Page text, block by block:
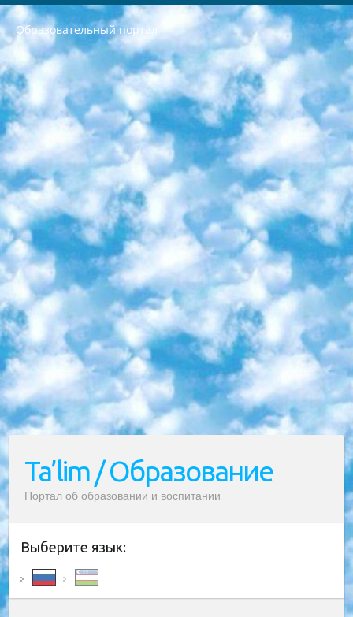
Образовательный портал
РЕСПУБЛИКА УЗБЕКИСТАН МИНИСТРЕРСТВО ДОШКОЛЬНОГО И ШКОЛЬНОГО ОБРАЗОВАНИЯ КОМАНДА в общеобразовательных учреждениях в 2023-2024 учебном году организация и проведение итоговой государственной аттестации обучающихся о Министра дошкольного и школьного образования Республики Узбекистан от 4 марта 2008 года (постановлением Минюста от 20 марта 2008 года № 1778 государственной регистрации) «Итоговое состояние учащихся общего среднего образования на основании положения об утверждении положения об аттестации общего среднего образования выпускной экзамен студентов в образовательных учреждениях в 2023-2024 учебном году В целях организации и прохождения аттестации приказываю: 1. Следующее: перечень предметов, по которым будет проводиться итоговая государственная аттестация и экзамен формы перевода согласно приложению 1; сертификаты международного образца, оценивающие уровень владения иностранными языками перечень согласно приложению 2; 2. Педагогический при специализированных образовательных учреждениях. научно-практический центр квалификации и международной оценки (Д.Давидова) 2024 г. До 25 марта: задания по предметам, по которым будет проводиться итоговая аттестация разработка и утверждение технических условий; итоговая аттестация на основании разработанного предметного задания разработка вопросов по предметам (устно и письменно), экзамен передача; общеобразовательные средние школы и специальные учебные заведения учащиеся выпускных классов школ и интернатов в агентской системе подготовка базы данных экзаменационных материалов и критериев оценки; перевод базы экзаменационных материалов на все языки обучения подать в Республиканский образовательный центр для изготовления; варианты экзаменов на основе разработанных контрольных материалов пусть будут поставлены задачи формирования. 3. Республиканский образовательный центр (Ш.Худайкулов) до 5 апреля 2024 года. до: база данных предоставленных экзаменационных материалов на все языки обучения перевод и экспертиза; для слепых, слабовидящих, глухих, слабослышащих и умственно отсталых детей учащиеся выпускных классов специализированных школ и школ-интернатов база данных экзаменационных материалов на всех преподаваемых языках подготовка критериев оценки; специализированные школы для умственно отсталых детей и технологии для учащихся выпускных классов школ-интернатов разработка соответствующих рекомендаций и критериев проведения ЕГЭ по естествознанию давать задания. 4. Педагогический при специализированных образовательных учреждениях. Научно-практический центр навыков и международной оценки (Д.Давидова), Республика образовательный центр (Худайкулов Ш.) итоговый государственный аттестационный экзамен ориентирован на творческое и логическое мышление при подготовке базы материалов учитывать введение заданий. 5. Следует отметить, что: сертификат государственного образца о знании общеобразовательного предмета и как минимум национальный уровень B1 по предметам на иностранных языках, указанным в Приложении 2. или международно признанный сертификат эквивалентного уровня студенты, изучающие определенный предмет, освобождаются от экзамена; по соответствующим предметам запланирована итоговая государственная аттестация за день до дня, путем жеребьевки Рабочей группой (в письменной форме по предметам, проводимым в форме) из числа сформированных вариантов выбрано 2 варианта; 2 выбранных варианта экзамена анонсированы на официальном сайте министерства и все выпускники по всей стране на основе этих вариантов проводит итоговую государственную аттестацию. 6. Государственное образование учащихся средних общеобразовательных учреждений. знания в соответствии с квалификационными требованиями, которые необходимо приобрести на основании стандартов итоговый (выпускной) контроль для 9 и 11 классов в целях тестирования Экзамены (далее – экзамены) состоят из предметов, перечисленных в приложении 1. будет сделано. 7. Экзамены пройдут с 26 мая по 15 июня 2024 г. (кроме науки физического воспитания). 8. Физическая для учащихся 9 классов общесредних образовательных учреждений. Экзамены по предмету «Образование, квалификация медицина» 1-6 мая 2024 года. сотрудники перевести под присмотр (с отклонениями в физическом или умственном развитии) специализированная школа для детей, школы-интернаты и со сколиозом школы-интернаты санаторного типа для больных детей исключены). 9. Он был слепым, слабовидящим и имел нарушения опорно-двигательного аппарата. экзамены в специализированных школах и интернатах для детей должны проводиться исходя из требований, предъявляемых к общеобразовательным учреждениям (физкультура кроме науки). 10. Специализированная школа для глухих и слабослышащих детей. и экзамены в интернатах и быть реализован в виде письменного теста по математике. 11. Специальность для умственно отсталых детей. Для 9 класса Родной язык и литературное письмо Государственный язык (язык обучения – узбекский). для неклассов) написано Математическое письмо Письменная/устная история Узбекистана Физическое воспитание практично Итоговый контроль Для 11 класса Написание родного языка и литературы (эссе) Математическое письмо Узбекский язык (обучение на узбекском языке) не посещающее общее среднее образование для учреждений)/Образовательное учреждение выбор письменный и устный Иностранный язык письменный/устный Письменная/устная история Узбекистана *По выбору студента:  Химия  Физика  Основы государственного права  География 10 бесплатных образовательных ресурсов - Мы составили подборку онлайн-проектов с интерактивными упражнениями, видеолекциями и статьями. Они помогут вам обрести новые и освежить старые знания бесплатно. 1. «ИНТУИТ» Старейшая образовательная площадка Рунета. Здесь вы найдёте сотни текстовых и видеокурсов на десятки различных тем — от программирования до психологии. Многие курсы подготовлены российскими университетами и крупными международными компаниями вроде Intel и Microsoft. Самостоятельное обучение бесплатное, но желающие могут оплатить услуги персональных наставников. 2. «Смартия» знакомит с актуальными профессиями и подсказывает, как им обучаться. Выбрав заинтересовавшую вас специальность — SMM-специалист, фотограф, веб-дизайнер или другую, — увидите список необходимых для неё умений. Чтобы вы могли освоить их самостоятельно, для каждого умения площадка отображает подборку ссылок на учебные материалы. Хотя «Смартия» ориентируется на русскоязычную аудиторию, часть контента всё же доступна только на английском. 3. «Лекторий Физтеха» Проект Московского физико-технического института (Физтеха). С его помощью вы можете смотреть онлайн серии лекций, записанные на видео в этом вузе. В числе доступных предметов — физика, биология, химия, информационные технологии и другие. К некоторым лекциям администрация ресурса прилагает готовые конспекты, которые можно скачивать в PDF-формате. 4. ITMOcourses Онлайн-площадка Санкт-Петербургского национального исследовательского университета информационных технологий, механики и оптики (ИТМО). Ресурс предоставляет свободный доступ к курсам, разработанным в этом вузе. Каталог материалов разбит на четыре категории: «Оптические системы и технологии», «Приборостроение и робототехника», «Информационные технологии» и «Биотехнологии». Курсы состоят из видеолекций, интерактивных демонстраций и заданий. 5. «КиберЛенинка» Электронная научная библиотека открытого доступа. Каталог площадки регулярно обрастает текстами статей из различных научных изданий. Сгруппированные по журналам и рубрикам публикации можно читать онлайн или скачивать целиком в PDF-формате. Проект нацелен на популяризацию науки за счёт открытого доступа к качественной информации. 6. «ПостНаука» На этом ресурсе публикуют подборки видеолекций, составленные экспертами из разных отраслей и объединённые общими темами. Среди них, к примеру, есть серии «Биоинформатика и геномика», «Культура средневековой Скандинавии» и Cinema Studies о теории кино. Каждая подборка лекций — логически связанная история, рассказанная экспертом от первого лица. Кроме того, на сайте появляются научно-образовательные статьи и тесты на разные темы. 7. «Newочём» Команда проекта «Newочём» отбирает самые интересные тексты из англоязычных СМИ и переводит те из них, за которые голосуют участники сообщества «ВКонтакте». По большей части это научно-популярные статьи. Редакторы придумывают лишь заголовки, в остальном содержание переводов соответствует оригиналам. Полные тексты можно читать прямо в социальной сети. 8. InternetUrok Онлайн-база материалов по основным дисциплинам школьной программы. Информация на сайте структурирована по классам, предметам и темам (урокам). Каждый урок состоит из видеолекций и конспектов. Есть также интерактивные тренажёры и тесты для закрепления пройденного материала. Даже если вы давно окончили школу, возможность повторить программу старших классов всегда может пригодиться. 9. Edutainme Ещё один ресурс об образовании. В отличие от Newtonew, как мне кажется, Edutainme больше ориентируется на представителей индустрии: педагогов, предпринимателей, разработчиков образовательных проектов. Но и любой, кто просто стремится к саморазвитию, найдёт на сайте много полезного и интересного для себя. Например, информацию о новых курсах и образовательных сервисах. 10. Newtonew Онлайн-медиа об образовании и обучении в широком смысле. Авторы Newtonew пишут об инструментах, заведениях, тактиках и стратегиях, которые помогают учить других и получать новые знания самостоятельно. На этой площадке вы найдёте новости, обзоры, аналитические мат
Ta’lim / Образование
Портал об образовании и воспитании
Выберите язык: